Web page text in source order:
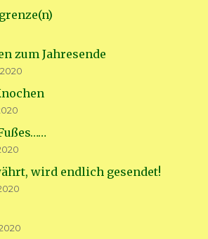
zum Jahresende
wird endlich gesendet!